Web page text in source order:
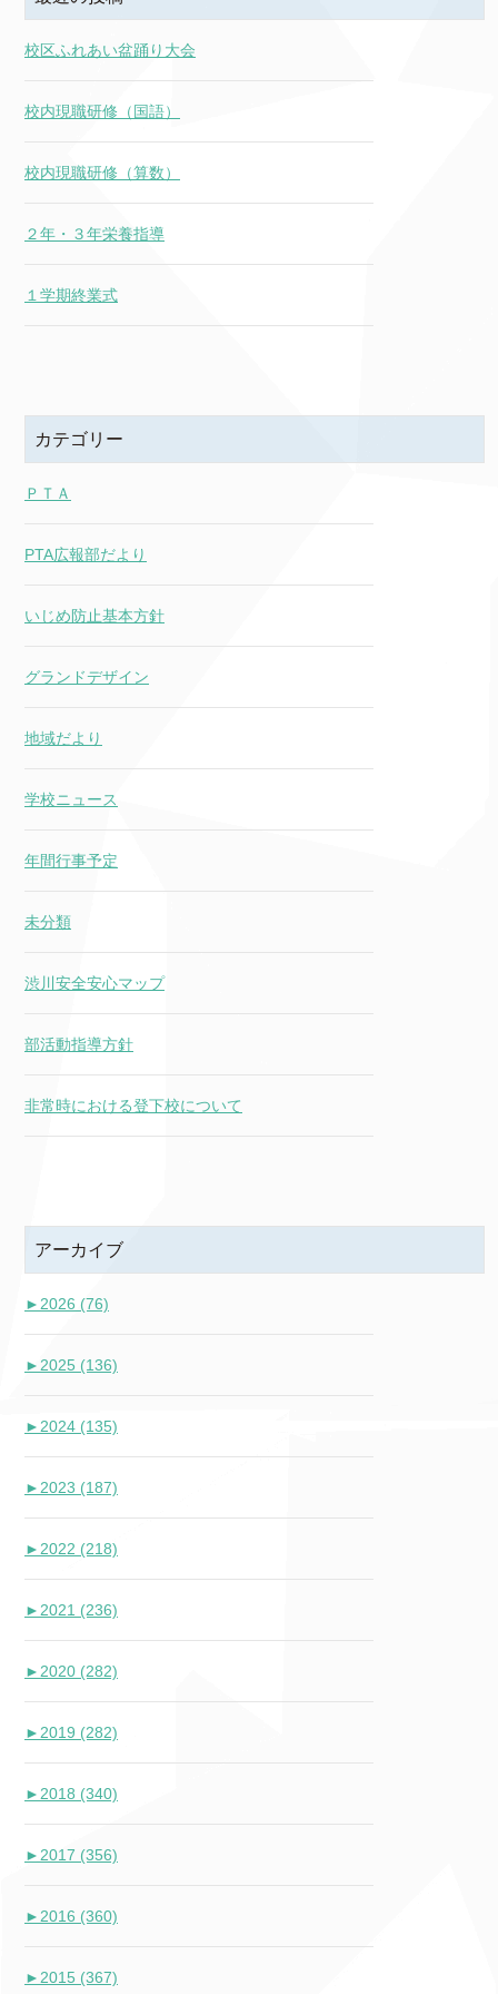
校区ふれあい盆踊り大会
校内現職研修（国語）
校内現職研修（算数）
２年・３年栄養指導
１学期終業式
カテゴリー
ＰＴＡ
PTA広報部だより
いじめ防止基本方針
グランドデザイン
地域だより
学校ニュース
年間行事予定
未分類
渋川安全安心マップ
部活動指導方針
非常時における登下校について
アーカイブ
► 2026 (76)
► 2025 (136)
► 2024 (135)
► 2023 (187)
► 2022 (218)
► 2021 (236)
► 2020 (282)
► 2019 (282)
► 2018 (340)
► 2017 (356)
► 2016 (360)
► 2015 (367)